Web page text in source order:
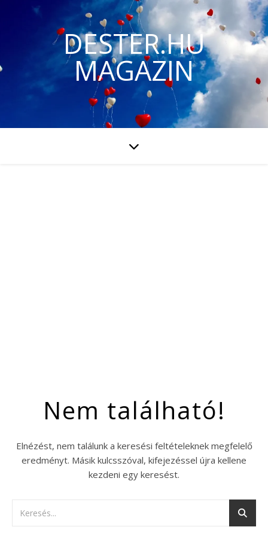
DESTER.HU
MAGAZIN
Nem található!
Elnézést, nem találunk a keresési feltételeknek megfelelő
eredményt. Másik kulcsszóval, kifejezéssel újra kellene
kezdeni egy keresést.